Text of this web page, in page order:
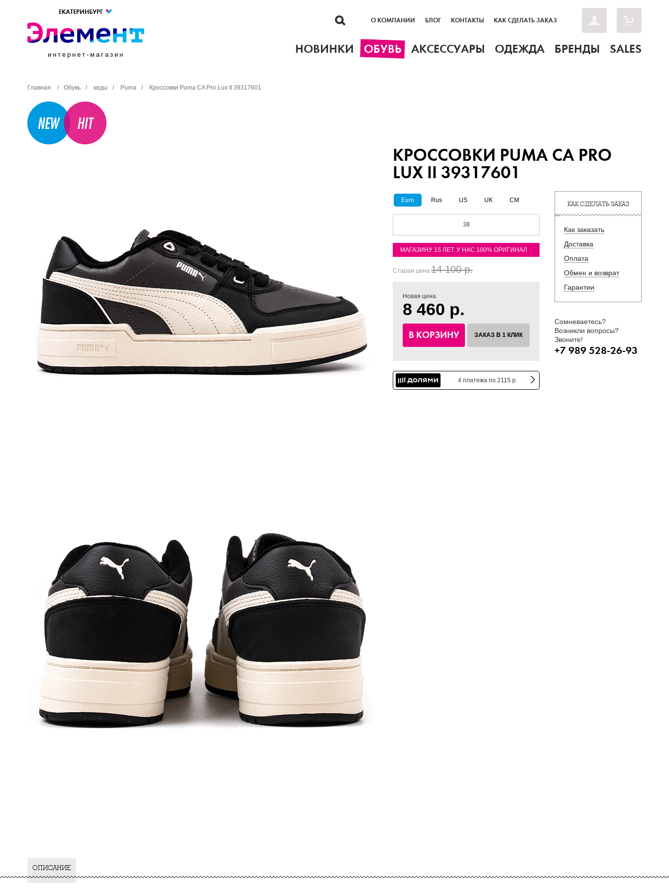
ЕКАТЕРИНБУРГ
интернет-магазин
О КОМПАНИИ БЛОГ КОНТАКТЫ КАК СДЕЛАТЬ ЗАКАЗ
НОВИНКИ ОБУВЬ АКСЕССУАРЫ ОДЕЖДА БРЕНДЫ SALES
Главная / Обувь / кеды / Puma / Кроссовки Puma CA Pro Lux II 39317601
КРОССОВКИ PUMA CA PRO
LUX II 39317601
Euro Rus US UK CM
38
МАГАЗИНУ 15 ЛЕТ. У НАС 100% ОРИГИНАЛ
Старая цена 14 100 р.
Новая цена
8 460 р.
В КОРЗИНУ ЗАКАЗ В 1 КЛИК
4 платежа по 2115 р.
КАК СДЕЛАТЬ ЗАКАЗ
Как заказать
Доставка
Оплата
Обмен и возврат
Гарантии
Сомневаетесь?
Возникли вопросы?
Звоните!
+7 989 528-26-93
ОПИСАНИЕ